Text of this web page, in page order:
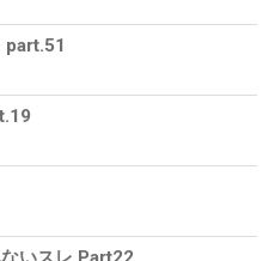
part.51